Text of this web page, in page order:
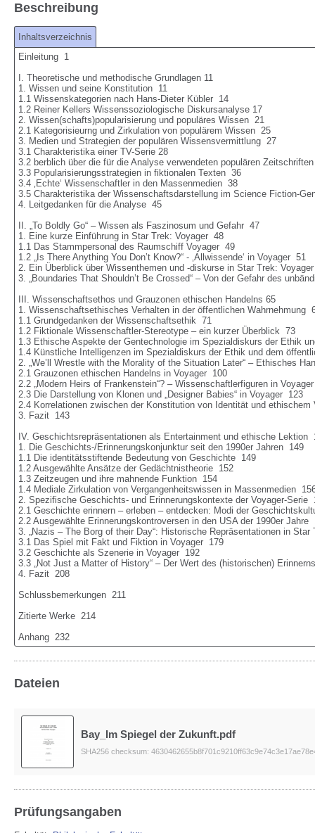
Beschreibung
Inhaltsverzeichnis
Einleitung  1
I. Theoretische und methodische Grundlagen 11
1. Wissen und seine Konstitution  11
1.1 Wissenskategorien nach Hans-Dieter Kübler  14
1.2 Reiner Kellers Wissenssoziologische Diskursanalyse 17
2. Wissen(schafts)popularisierung und populäres Wissen  21
2.1 Kategorisieurng und Zirkulation von populärem Wissen  25
3. Medien und Strategien der populären Wissensvermittlung  27
3.1 Charakteristika einer TV-Serie 28
3.2 berblich über die für die Analyse verwendeten populären
3.3 Popularisierungsstrategien in fiktionalen Texten  36
3.4 ‚Echte‘ Wissenschaftler in den Massenmedien  38
3.5 Charakteristika der Wissenschaftsdarstellung im Science Fiction-
4. Leitgedanken für die Analyse  45
II. „To Boldly Go“ – Wissen als Faszinosum und Gefahr  47
1. Eine kurze Einführung in Star Trek: Voyager  48
1.1 Das Stammpersonal des Raumschiff Voyager  49
1.2 „Is There Anything You Don’t Know?“ - ‚Allwissende‘ in Voyager  51
2. Ein Überblick über Wissenthemen und -diskurse in Star Trek:
3. „Boundaries That Shouldn’t Be Crossed“ – Von der Gefahr des
III. Wissenschaftsethos und Grauzonen ethischen Handelns 65
1. Wissenschaftsethisches Verhalten in der öffentlichen Wahrnehmung
1.1 Grundgedanken der Wissenschaftsethik  71
1.2 Fiktionale Wissenschaftler-Stereotype – ein kurzer Überblick  73
1.3 Ethische Aspekte der Gentechnologie im Spezialdiskurs der Ethik
1.4 Künstliche Intelligenzen im Spezialdiskurs der Ethik und dem
2. „We’ll Wrestle with the Morality of the Situation Later“ – Ethisches
2.1 Grauzonen ethischen Handelns in Voyager  100
2.2 „Modern Heirs of Frankenstein“? – Wissenschaftlerfiguren in
2.3 Die Darstellung von Klonen und „Designer Babies“ in Voyager  123
2.4 Korrelationen zwischen der Konstitution von Identität und
3. Fazit  143
IV. Geschichtsrepräsentationen als Entertainment und ethische Lektion
1. Die Geschichts-/Erinnerungskonjunktur seit den 1990er Jahren  149
1.1 Die identitätsstiftende Bedeutung von Geschichte  149
1.2 Ausgewählte Ansätze der Gedächtnistheorie  152
1.3 Zeitzeugen und ihre mahnende Funktion  154
1.4 Mediale Zirkulation von Vergangenheitswissen in Massenmedien
2. Spezifische Geschichts- und Erinnerungskontexte der Voyager-Serie
2.1 Geschichte erinnern – erleben – entdecken: Modi der
2.2 Ausgewählte Erinnerungskontroversen in den USA der 1990er Jahre
3. „Nazis – The Borg of their Day“: Historische Repräsentationen in Star
3.1 Das Spiel mit Fakt und Fiktion in Voyager  179
3.2 Geschichte als Szenerie in Voyager  192
3.3 „Not Just a Matter of History“ – Der Wert des (historischen)
4. Fazit  208
Schlussbemerkungen  211
Zitierte Werke  214
Anhang  232
Dateien
Bay_Im Spiegel der Zukunft.pdf
SHA256 checksum:
Prüfungsangaben